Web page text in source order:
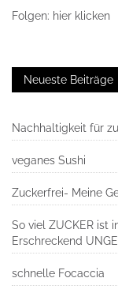
Folgen: hier klicken
Neueste Beiträge
Nachhaltigkeit für
veganes Sushi
Zuckerfrei- Meine
So viel ZUCKER ist
Erschreckend
schnelle Focaccia